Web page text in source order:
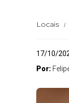
Locais
17/10/
Por: